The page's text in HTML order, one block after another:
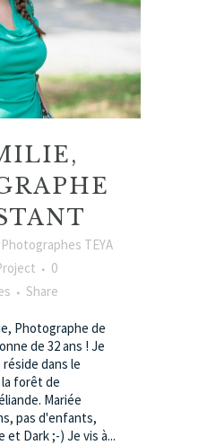
Photographes TEYA
0
Share
Photographe de
de 32 ans ! Je
dans le
forêt de
Mariée
pas d'enfants,
et Dark ;-) Je vis à...